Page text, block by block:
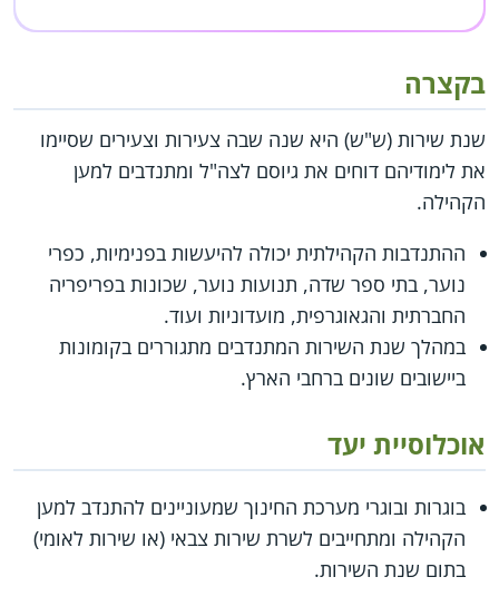
בקצרה
שנת שירות (ש"ש) היא שנה שבה צעירות וצעירים שסיימו
את לימודיהם דוחים את גיוסם לצה"ל ומתנדבים למען
הקהילה.
ההתנדבות הקהילתית יכולה להיעשות בפנימיות, כפרי
נוער, בתי ספר שדה, תנועות נוער, שכונות בפריפריה
החברתית והגאוגרפית, מועדוניות ועוד.
במהלך שנת השירות המתנדבים מתגוררים בקומונות
ביישובים שונים ברחבי הארץ.
אוכלוסיית יעד
בוגרות ובוגרי מערכת החינוך שמעוניינים להתנדב למען
הקהילה ומתחייבים לשרת שירות צבאי (או שירות לאומי)
בתום שנת השירות.